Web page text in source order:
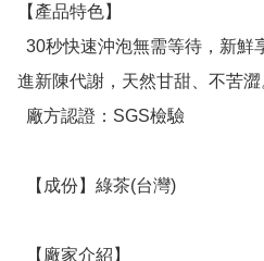
【產品特色】
進新陳代謝，天然甘甜、不苦澀